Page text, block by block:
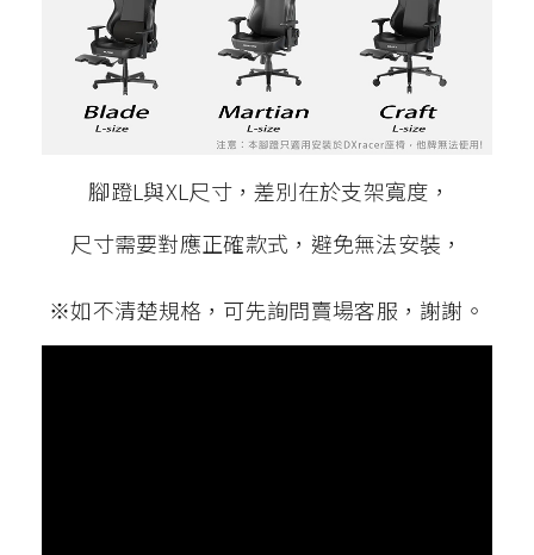
腳蹬L與XL尺寸，差別在於支架寬度，
尺寸需要對應正確款式，避免無法安裝，
※如不清楚規格，可先詢問賣場客服，謝謝。